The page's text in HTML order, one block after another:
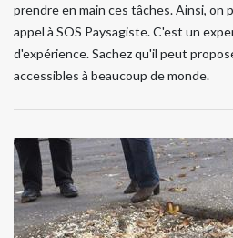
prendre en main ces tâches. Ainsi, on
appel à SOS Paysagiste. C'est un
d'expérience. Sachez qu'il peut
accessibles à beaucoup de monde.